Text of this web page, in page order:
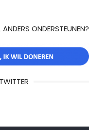
ONDERSTEUNEN?